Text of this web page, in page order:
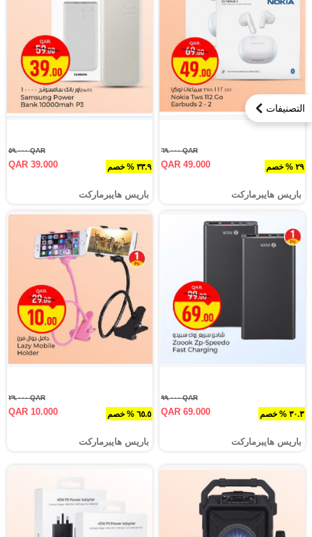
التصنيفات
٢٩ % خصم
QAR ٦٩.٠٠٠
QAR 49.000
باريس هايبرماركت
٣٣.٩ % خصم
QAR ٥٩.٠٠٠
QAR 39.000
باريس هايبرماركت
٣٠.٣ % خصم
QAR ٩٩.٠٠٠
QAR 69.000
باريس هايبرماركت
٦٥.٥ % خصم
QAR ٢٩.٠٠٠
QAR 10.000
باريس هايبرماركت